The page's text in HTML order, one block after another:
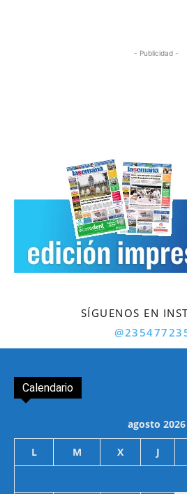
- Publicidad -
SÍGUENOS EN
Calendario
agosto 2026
L M X J